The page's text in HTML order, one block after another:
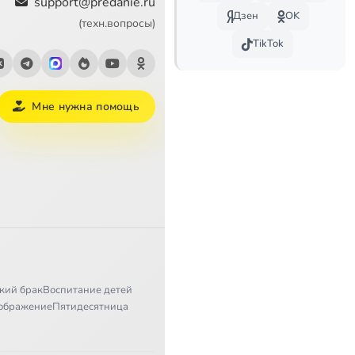
(техн.вопросы)
Мне нужна помощь
бракВоспитание детей
Пятидесятница
Дзен
OK
TikTok